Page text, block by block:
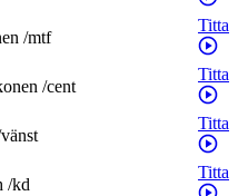
/mtf
Titta
/cent
Titta
vänst
Titta
/kd
Titta